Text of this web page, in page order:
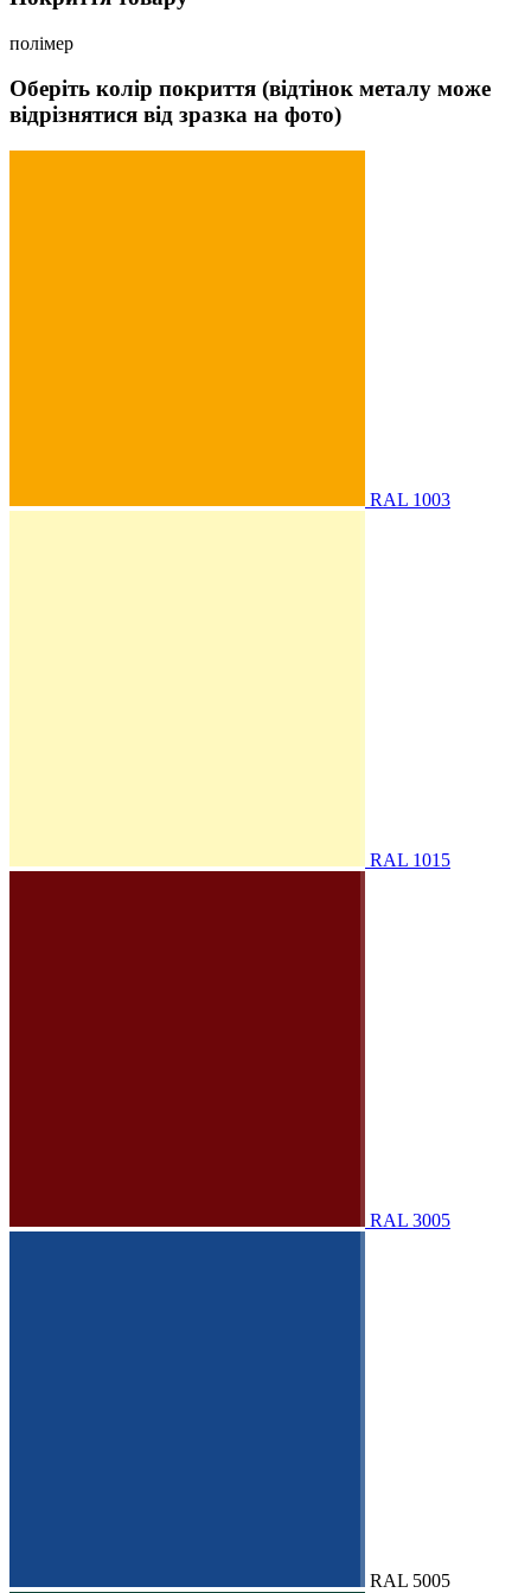
полімер
Оберіть колір покриття (відтінок металу може
відрізнятися від зразка на фото)
RAL 1003
RAL 1015
RAL 3005
RAL 5005